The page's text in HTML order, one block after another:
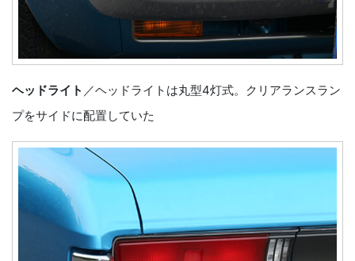
ヘッドライト ／ヘッドライトは丸型4灯式。クリアランスラン
プをサイドに配置していた